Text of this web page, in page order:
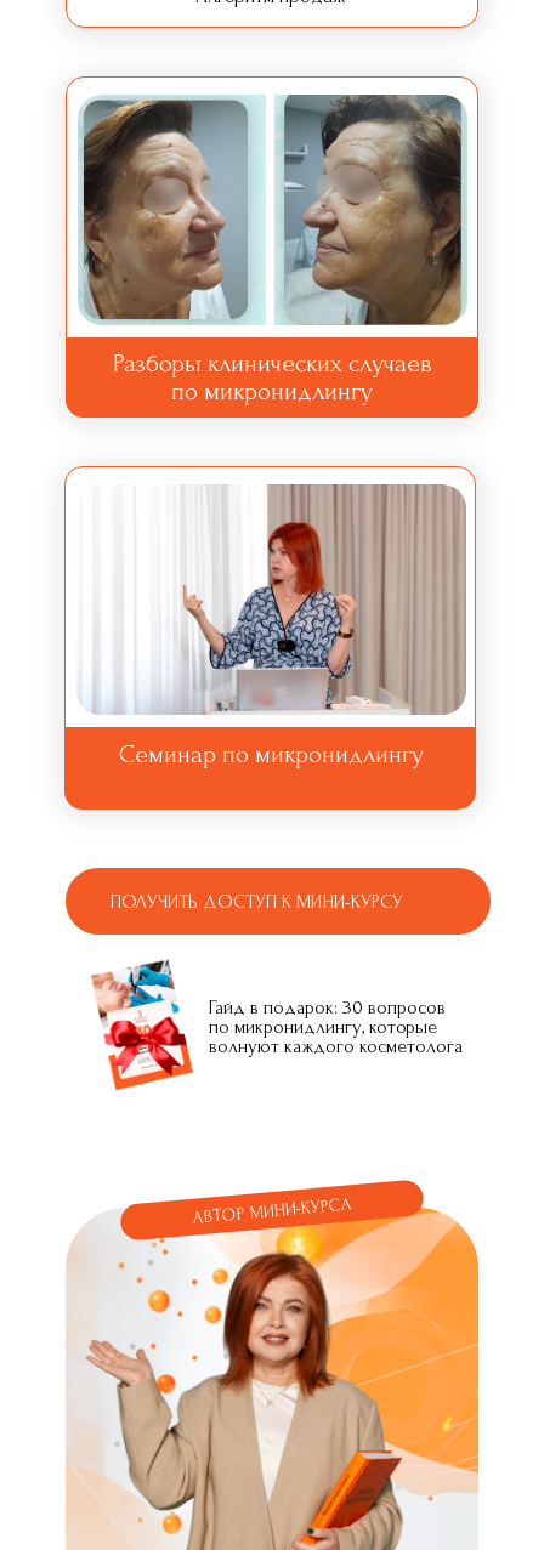
ПОЛУЧИТЬ ДОСТУП К МИНИ-КУРСУ
Гайд в подарок: 30 вопросов
по микронидлингу, которые
волнуют каждого косметолога
Разборы клинических случаев
по микронидлингу
Семинар по микронидлингу
АВТОР МИНИ-КУРСА